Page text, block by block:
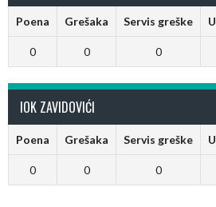
Poena Grešaka Servis greške
0 0 0
IOK ZAVIDOVIĆI
Poena Grešaka Servis greške
0 0 0